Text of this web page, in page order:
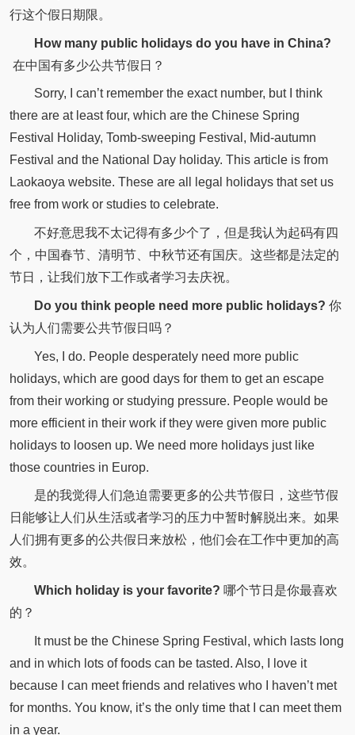
行这个假日期限。
How many public holidays do you have in China?
在中国有多少公共节假日？
Sorry, I can’t remember the exact number, but I think
there are at least four, which are the Chinese Spring
Festival Holiday, Tomb-sweeping Festival, Mid-autumn
Festival and the National Day holiday. This article is from
Laokaoya website. These are all legal holidays that set us
free from work or studies to celebrate.
不好意思我不太记得有多少个了，但是我认为起码有四
个，中国春节、清明节、中秋节还有国庆。这些都是法定的
节日，让我们放下工作或者学习去庆祝。
Do you think people need more public holidays? 你
认为人们需要公共节假日吗？
Yes, I do. People desperately need more public
holidays, which are good days for them to get an escape
from their working or studying pressure. People would be
more efficient in their work if they were given more public
holidays to loosen up. We need more holidays just like
those countries in Europ.
是的我觉得人们急迫需要更多的公共节假日，这些节假
日能够让人们从生活或者学习的压力中暂时解脱出来。如果
人们拥有更多的公共假日来放松，他们会在工作中更加的高
效。
Which holiday is your favorite? 哪个节日是你最喜欢
的？
It must be the Chinese Spring Festival, which lasts long
and in which lots of foods can be tasted. Also, I love it
because I can meet friends and relatives who I haven’t met
for months. You know, it’s the only time that I can meet them
in a year.